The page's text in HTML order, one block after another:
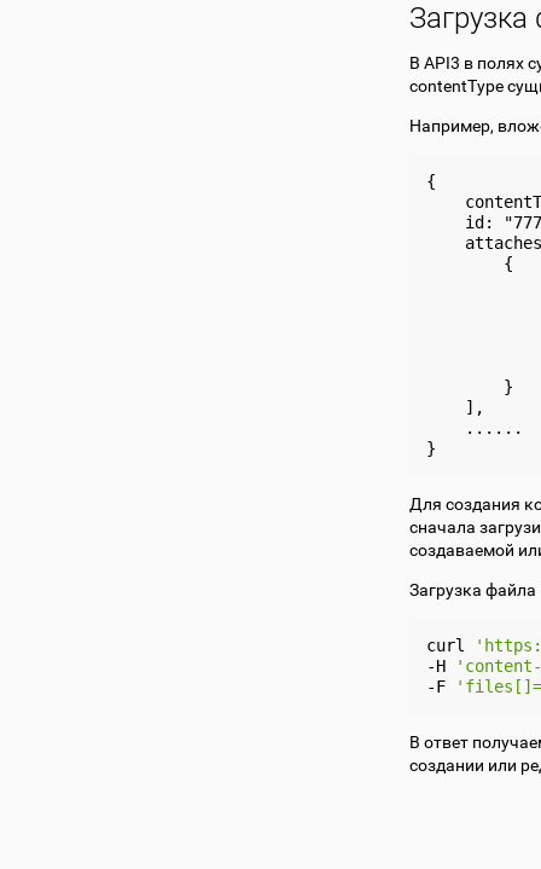
В API3 в полях
contentType
Например,
{
id:
        {
        }
    ],
    ......
Для создания
сначала
создаваемой
Загрузка файла
curl
-H
-F
В ответ
создании или